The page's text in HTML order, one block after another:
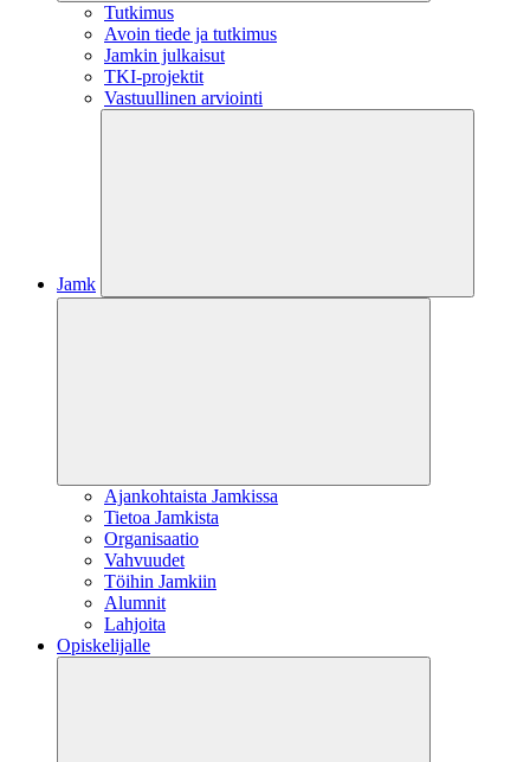
Tutkimus
Avoin tiede ja tutkimus
Jamkin julkaisut
TKI-projektit
Vastuullinen arviointi
Jamk
Ajankohtaista Jamkissa
Tietoa Jamkista
Organisaatio
Vahvuudet
Töihin Jamkiin
Alumnit
Lahjoita
Opiskelijalle